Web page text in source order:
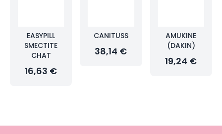
EASYPILL
SMECTITE
CHAT
16,63 €
CANITUSS
38,14 €
AMUKINE
(DAKIN)
19,24 €